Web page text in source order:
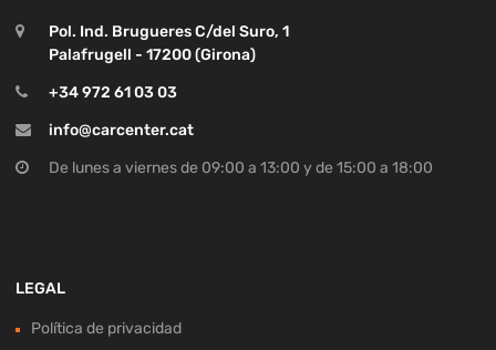
Pol. Ind. Brugueres C/del Suro, 1
Palafrugell - 17200 (Girona)
+34 972 61 03 03
info@carcenter.cat
De lunes a viernes de 09:00 a 13:00 y de 15:00 a 18:00
LEGAL
Política de privacidad